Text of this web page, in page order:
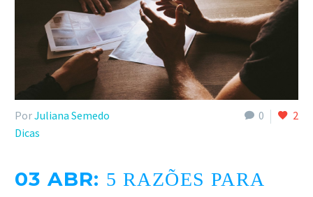
0 2
PorJuliana Semedo
Dicas
03 ABR: 5 RAZÕES PARA